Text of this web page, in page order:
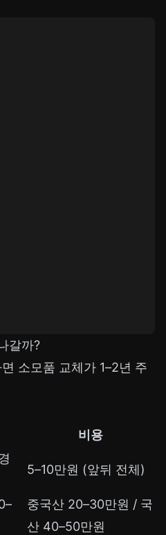
갈까?
소모품 교체가 1–2년 주
비용
5–10만원 (앞뒤 전체)
중국산 20–30만원 / 국
산 40–50만원